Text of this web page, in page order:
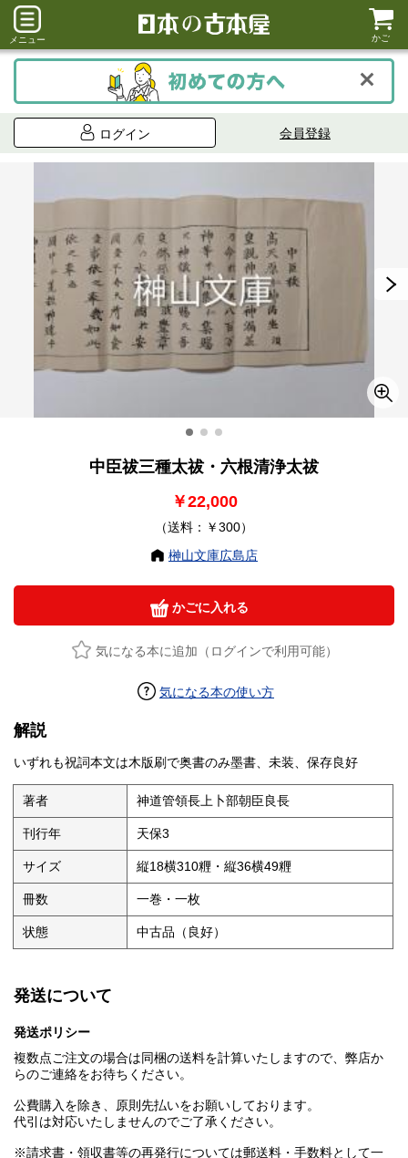
メニュー かご
ログイン 会員登録
中臣祓三種太祓・六根清浄太祓
￥22,000
（送料：￥300）
榊山文庫広島店
かごに入れる
気になる本に追加（ログインで利用可能）
気になる本の使い方
解説
いずれも祝詞本文は木版刷で奥書のみ墨書、未装、保存良好
著者 神道管領長上卜部朝臣良長
刊行年 天保3
サイズ 縦18横310糎・縦36横49糎
冊数 一巻・一枚
状態 中古品（良好）
発送について
発送ポリシー
複数点ご注文の場合は同梱の送料を計算いたしますので、弊店か
らのご連絡をお待ちください。
公費購入を除き、原則先払いをお願いしております。
代引は対応いたしませんのでご了承ください。
※請求書・領収書等の再発行については郵送料・手数料として一